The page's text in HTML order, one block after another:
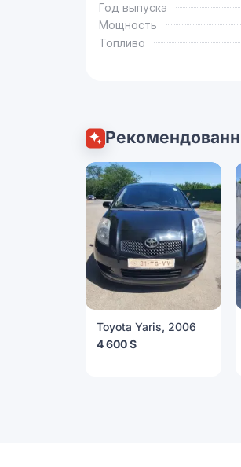
Год выпуска
Мощность
Топливо
Toyota Yaris, 2006
4 600 $